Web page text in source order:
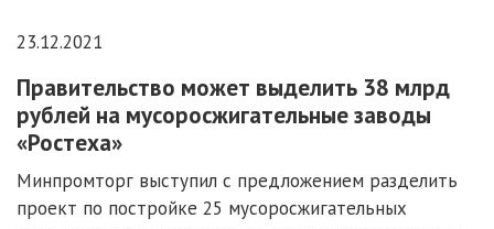
23.12.2021
Правительство может выделить 38 млрд
рублей на мусоросжигательные заводы
«Ростеха»
Минпромторг выступил с предложением разделить
проект по постройке 25 мусоросжигательных